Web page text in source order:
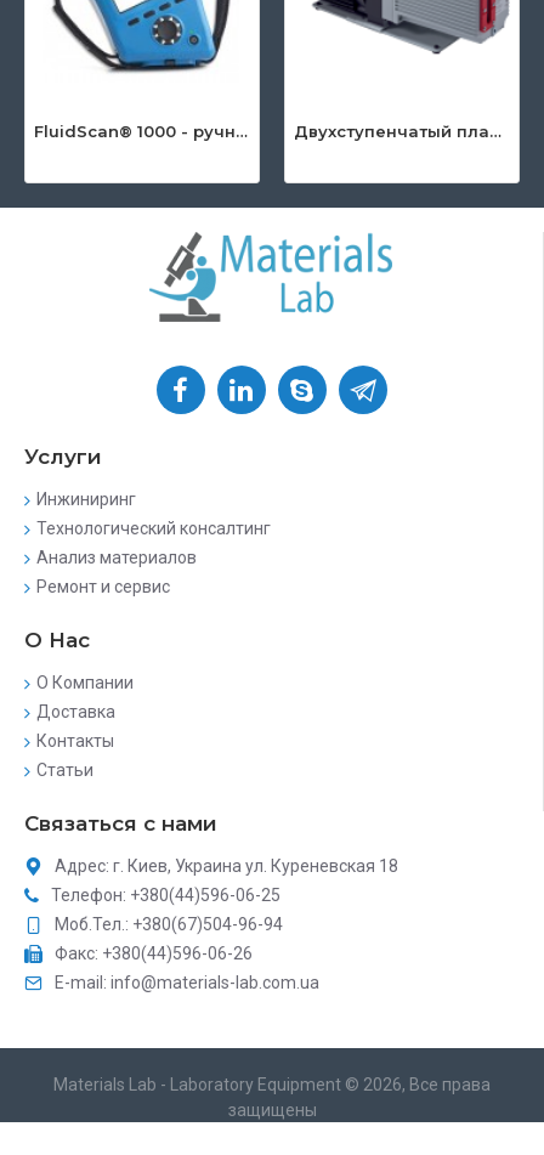
FluidScan® 1000 - ручной инфракрасный анализатор масла Двухступенчатый пластинчато-роторный насос серии DuoLine™
Услуги
Инжиниринг
Технологический консалтинг
Анализ материалов
Ремонт и сервис
О Нас
О Компании
Доставка
Контакты
Статьи
Связаться с нами
Адрес: г. Киев, Украина ул. Куреневская 18
Телефон: +380(44)596-06-25
Моб.Тел.: +380(67)504-96-94
Факс: +380(44)596-06-26
E-mail: info@materials-lab.com.ua
Materials Lab - Laboratory Equipment © 2026, Все права
защищены